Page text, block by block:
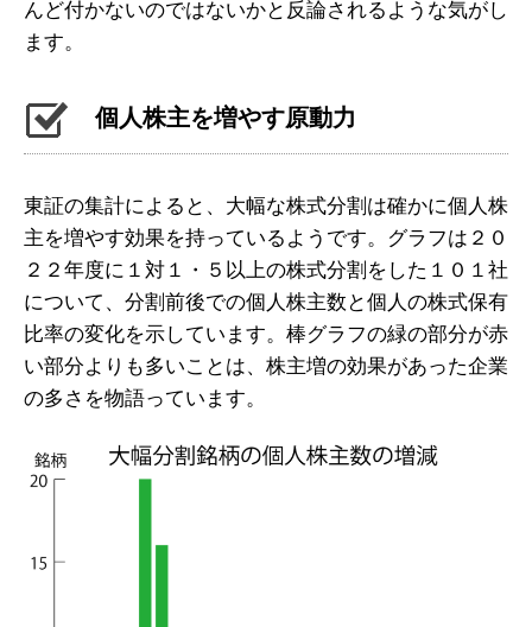
んど付かないのではないかと反論されるような気がし
ます。
個人株主を増やす原動力
東証の集計によると、大幅な株式分割は確かに個人株
主を増やす効果を持っているようです。グラフは２０
２２年度に１対１・５以上の株式分割をした１０１社
について、分割前後での個人株主数と個人の株式保有
比率の変化を示しています。棒グラフの緑の部分が赤
い部分よりも多いことは、株主増の効果があった企業
の多さを物語っています。